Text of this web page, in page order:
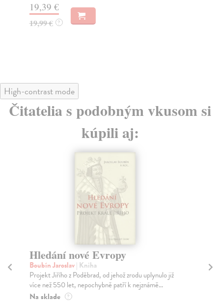
19,39 €
19,99 € ?
High-contrast mode
Čitatelia s podobným vkusom si
kúpili aj:
Hledání nové Evropy
Boubín Jaroslav| Kniha
Projekt Jiřího z Poděbrad, od jehož zrodu uplynulo již
více než 550 let, nepochybně patří k nejznámě...
Na sklade ?